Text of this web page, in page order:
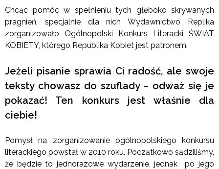
Chcąc pomóc w spełnieniu tych głęboko skrywanych
pragnień, specjalnie dla nich Wydawnictwo Replika
zorganizowało Ogólnopolski Konkurs Literacki ŚWIAT
KOBIETY, którego Republika Kobiet jest patronem.
Jeżeli pisanie sprawia Ci radość, ale swoje
teksty chowasz do szuflady – odważ się je
pokazać! Ten konkurs jest właśnie dla
ciebie!
Pomysł na zorganizowanie ogólnopolskiego konkursu
literackiego powstał w 2010 roku. Początkowo sądziliśmy,
że będzie to jednorazowe wydarzenie, jednak po jego